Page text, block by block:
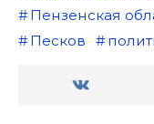
Пензенская
Песков